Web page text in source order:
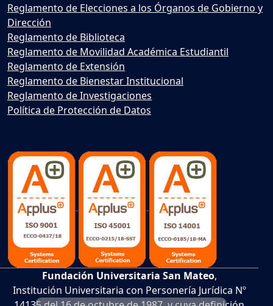
Reglamento de Elecciones a los Órganos de Gobierno y
Dirección
Reglamento de Biblioteca
Reglamento de Movilidad Académica Estudiantil
Reglamento de Extensión
Reglamento de Bienestar Institucional
Reglamento de Investigaciones
Política de Protección de Datos
Fundación Universitaria San Mateo,
Institución Universitaria con Personería Jurídica Nº